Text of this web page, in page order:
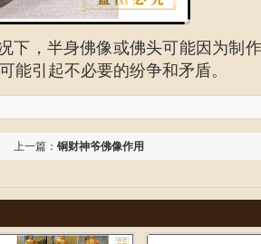
下，半身佛像或佛头可能因为制
能引起不必要的纷争和矛盾。
上一篇： 铜财神爷佛像作用